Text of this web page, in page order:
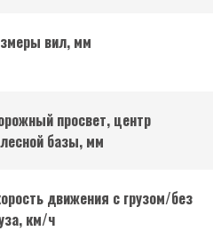
вил, мм
просвет, центр
базы, мм
движения с грузом/без
км/ч